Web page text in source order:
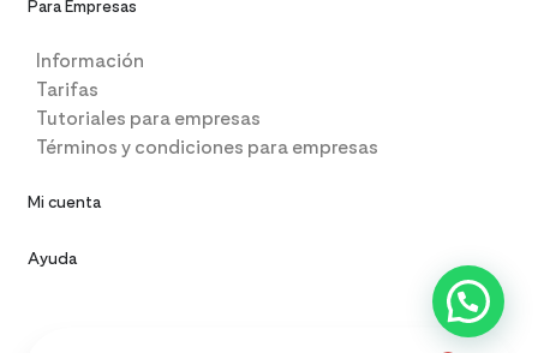
Para Empresas
Información
Tarifas
Tutoriales para empresas
Términos y condiciones para empresas
Mi cuenta
Ayuda